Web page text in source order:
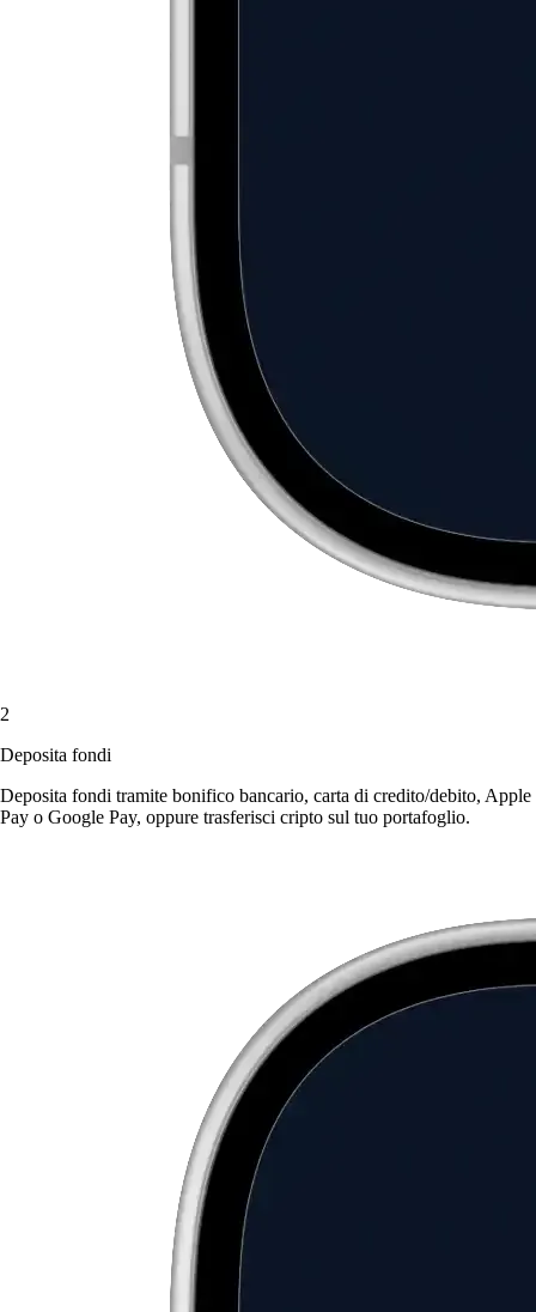
2
Deposita fondi
Deposita fondi tramite bonifico bancario, carta di credito/debito, Apple
Pay o Google Pay, oppure trasferisci cripto sul tuo portafoglio.